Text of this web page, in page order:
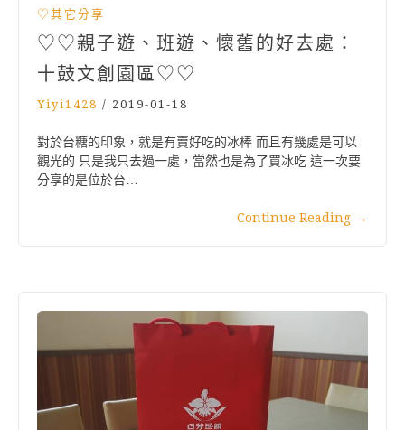
♡其它分享
♡♡親子遊、班遊、懷舊的好去處：
十鼓文創園區♡♡
Yiyi1428 / 2019-01-18
對於台糖的印象，就是有賣好吃的冰棒 而且有幾處是可以
觀光的 只是我只去過一處，當然也是為了買冰吃 這一次要
分享的是位於台…
Continue Reading →